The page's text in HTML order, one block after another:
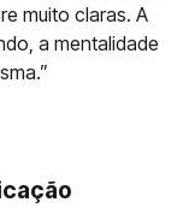
muito claras. A
a mentalidade